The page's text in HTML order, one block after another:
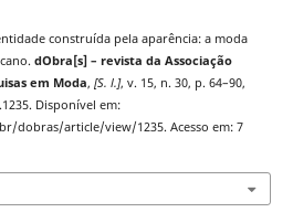
construída pela aparência: a moda
dObra[s] – revista da Associação
em Moda, [S. l.], v. 15, n. 30, p. 64–90,
Disponível em:
dobras/article/view/1235. Acesso em: 7